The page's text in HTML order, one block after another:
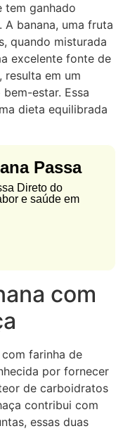
tem ganhado
banana, uma fruta
quando misturada
excelente fonte de
resulta em um
estar. Essa
dieta equilibrada
Passa
Direto do
e saúde em
com
farinha de
por fornecer
de carboidratos
contribui com
essas duas